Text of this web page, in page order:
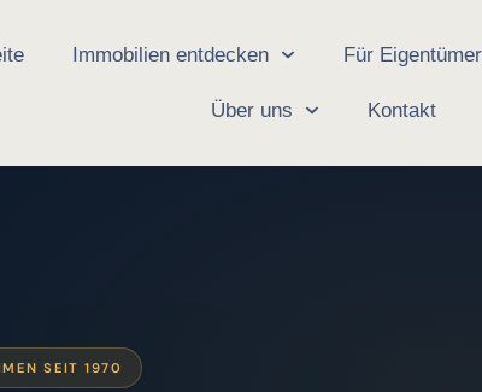
Immobilien entdecken Für Eigentümer
Über uns Kontakt
SEIT 1970